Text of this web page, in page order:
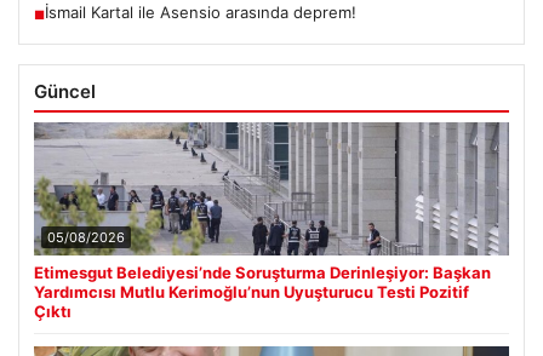
■İsmail Kartal ile Asensio arasında deprem!
Güncel
05/08/2026
Etimesgut Belediyesi’nde Soruşturma Derinleşiyor: Başkan
Yardımcısı Mutlu Kerimoğlu’nun Uyuşturucu Testi Pozitif
Çıktı